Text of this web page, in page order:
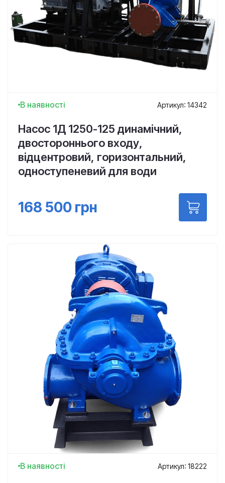
В наявності Артикул: 14342
Насос 1Д 1250-125 динамічний,
двостороннього входу,
відцентровий, горизонтальний,
одноступеневий для води
168 500 грн
В наявності Артикул: 18222